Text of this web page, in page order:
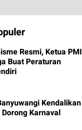
Resmi, Ketua PMI
Buat Peraturan
Kendalikan
Karnaval